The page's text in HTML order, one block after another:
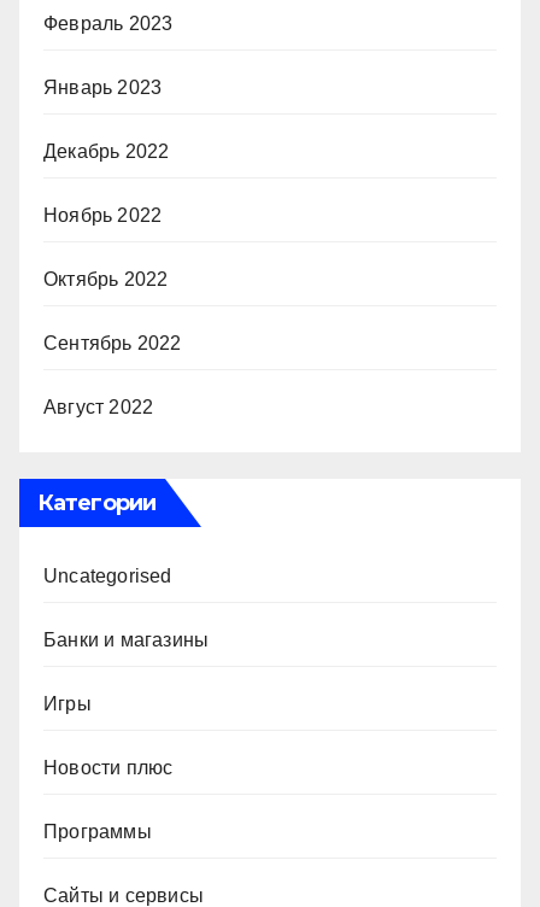
Февраль 2023
Январь 2023
Декабрь 2022
Ноябрь 2022
Октябрь 2022
Сентябрь 2022
Август 2022
Категории
Uncategorised
Банки и магазины
Игры
Новости плюс
Программы
Сайты и сервисы